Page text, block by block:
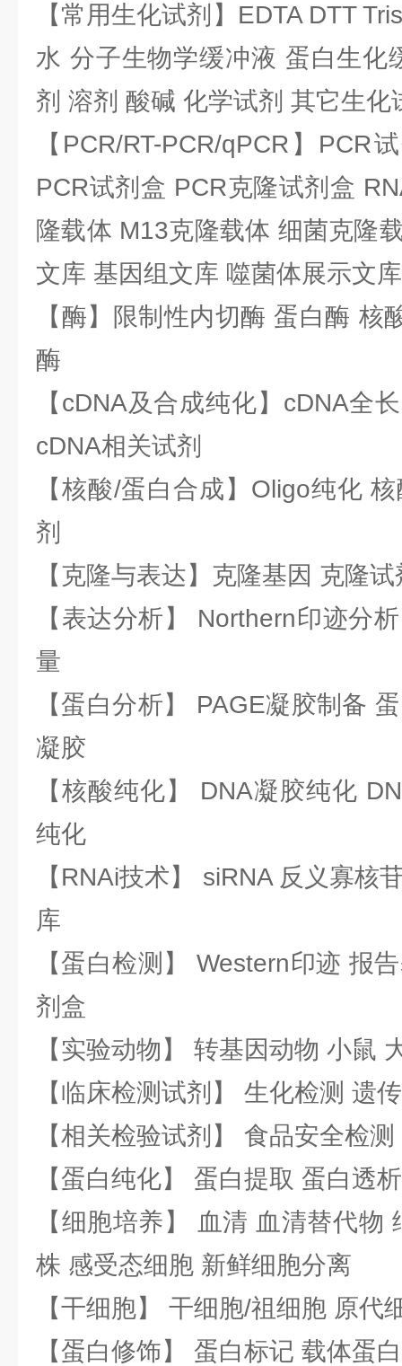
【常用生化试剂】EDTA DTT
水 分子生物学缓冲液 蛋白生化
剂 溶剂 酸碱 化学试剂 其它生化
【PCR/RT-PCR/qPCR】PCR
PCR试剂盒 PCR克隆试剂盒
隆载体 M13克隆载体 细菌克隆
文库 基因组文库 噬菌体展示文库
【酶】限制性内切酶 蛋白酶 核
酶
【cDNA及合成纯化】cDNA全
cDNA相关试剂
【核酸/蛋白合成】Oligo纯化
剂
【克隆与表达】克隆基因 克隆
【表达分析】 Northern印迹分
量
【蛋白分析】 PAGE凝胶制备
凝胶
【核酸纯化】 DNA凝胶纯化
纯化
【RNAi技术】 siRNA 反义寡核
库
【蛋白检测】 Western印迹 报
剂盒
【实验动物】 转基因动物 小鼠
【临床检测试剂】 生化检测 遗
【相关检验试剂】 食品安全检
【蛋白纯化】 蛋白提取 蛋白透
【细胞培养】 血清 血清替代物
株 感受态细胞 新鲜细胞分离
【干细胞】 干细胞/祖细胞 原代
【蛋白修饰】 蛋白标记 载体蛋